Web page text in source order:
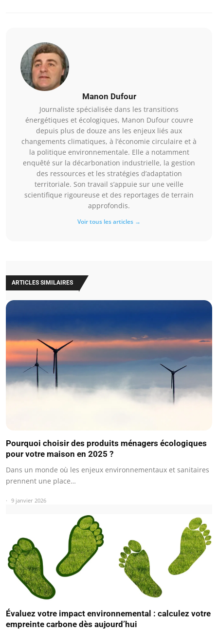
Manon Dufour
Journaliste spécialisée dans les transitions
énergétiques et écologiques, Manon Dufour couvre
depuis plus de douze ans les enjeux liés aux
changements climatiques, à l’économie circulaire et à
la politique environnementale. Elle a notamment
enquêté sur la décarbonation industrielle, la gestion
des ressources et les stratégies d’adaptation
territoriale. Son travail s’appuie sur une veille
scientifique rigoureuse et des reportages de terrain
approfondis.
Voir tous les articles →
ARTICLES SIMILAIRES
Pourquoi choisir des produits ménagers écologiques
pour votre maison en 2025 ?
Dans un monde où les enjeux environnementaux et sanitaires
prennent une place…
9 janvier 2026
Évaluez votre impact environnemental : calculez votre
empreinte carbone dès aujourd’hui